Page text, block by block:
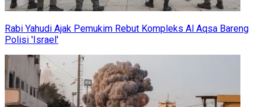
Rabi Yahudi Ajak Pemukim Rebut Kompleks Al Aqsa Bareng
Polisi 'Israel'